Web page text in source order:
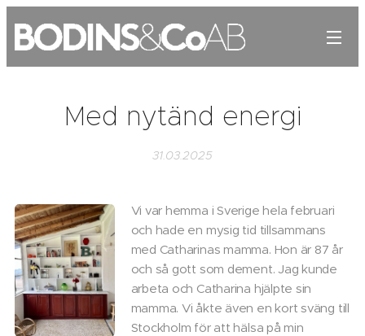
Med nytänd energi
31.03.2025
Vi var hemma i Sverige hela februari
och hade en mysig tid tillsammans
med Catharinas mamma. Hon är 87 år
och så gott som dement. Jag kunde
arbeta och Catharina hjälpte sin
mamma. Vi åkte även en kort sväng till
Stockholm för att hälsa på min